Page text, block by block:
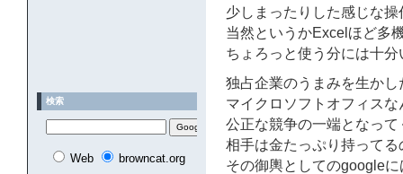
少しまったりした感じな操
当然というかExcelほど多
ちょろっと使う分には十
独占企業のうまみを生か
マイクロソフトオフィス
公正な競争の一端となっ
相手は金たっぷり持って
その御輿としてのgoogle
検索
Web browncat.org